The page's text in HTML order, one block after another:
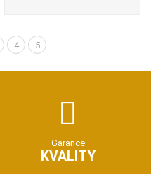
4 5
Garance
KVALITY